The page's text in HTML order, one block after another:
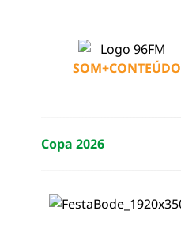
SOM+CONTEÚDO
Copa 2026